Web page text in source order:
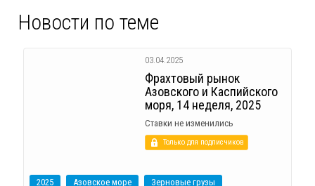
Новости по теме
03.04.2025
Фрахтовый рынок
Азовского и Каспийского
моря, 14 неделя, 2025
Ставки не изменились
Только для подписчиков
2025 Азовское море Зерновые грузы